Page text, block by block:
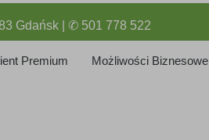
Gdańsk | ✆ 501 778 522
Premium Możliwości Biznesowe